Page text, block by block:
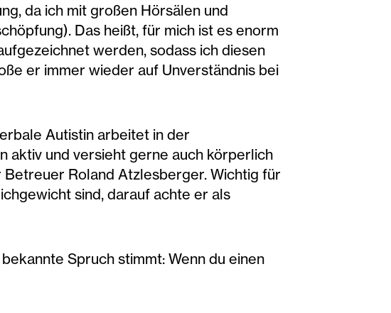
da ich mit großen Hörsälen und
Das heißt, für mich ist es enorm
werden, sodass ich diesen
er immer wieder auf Unverständnis bei
Autistin arbeitet in der
aktiv und versieht gerne auch körperlich
Roland Atzlesberger. Wichtig für
sind, darauf achte er als
Spruch stimmt: Wenn du einen